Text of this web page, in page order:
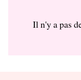
Il n'y a pas